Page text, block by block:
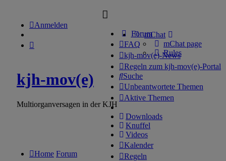
Forum
FAQ
kjh-mov(e)-News
Regeln zum kjh-mov(e)-Portal
Suche
Unbeantwortete Themen
Aktive Themen
Downloads
Knuffel
Videos
Kalender
Regeln
Anmelden
mChat
mChat page
Rules
kjh-mov(e)
Multiorganversagen in der KJH
Home Forum